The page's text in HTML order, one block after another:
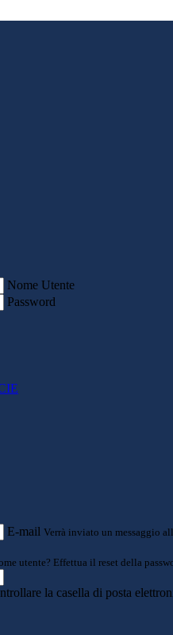
Nome Utente
Password
E-mail Verrà inviato un messaggio
utente? Effettua il reset della
la casella di posta